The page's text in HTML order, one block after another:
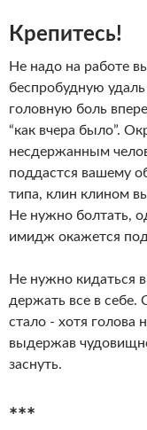
Крепитесь!
Не надо на работе
беспробудную
головную боль
“как вчера было”.
несдержанным
поддастся вашему
типа, клин клином
Не нужно болтать,
имидж окажется под
Не нужно кидаться
держать все в себе.
стало - хотя голова
выдержав
заснуть.
***